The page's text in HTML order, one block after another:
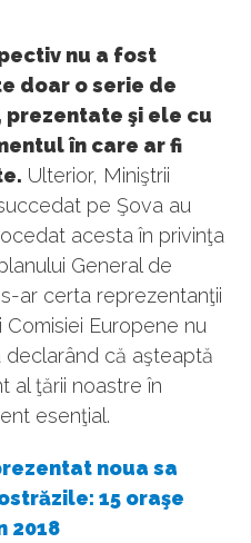
nu a fost
doar o serie de
şi ele cu
în care ar fi
Ulterior, Miniştrii
pe Şova au
acesta în privinţa
General de
ar certa reprezentanţii
Europene nu
declarând că aşteaptă
al ţării noastre în
esenţial.
noua sa
15 oraşe
2018